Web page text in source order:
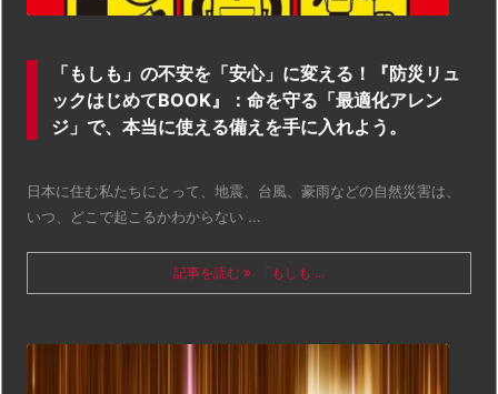
「もしも」の不安を「安心」に変える！『防災リュ
ックはじめてBOOK』：命を守る「最適化アレン
ジ」で、本当に使える備えを手に入れよう。
日本に住む私たちにとって、地震、台風、豪雨などの自然災害は、
いつ、どこで起こるかわからない ...
記事を読む 「もしも ...